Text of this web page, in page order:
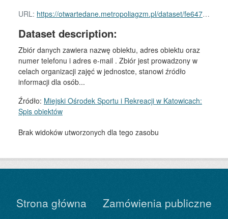
URL: https://otwartedane.metropoliagzm.pl/dataset/fe647930-be83-4ad4-b79b-e80a9cb56710/resource/c4f3e935-b2e9-4654-8bb3-6ac205d5c69e/download/spis_obiektow_mosir_katowice.rdf
Dataset description:
Zbiór danych zawiera nazwę obiektu, adres obiektu oraz
numer telefonu i adres e-mail . Zbiór jest prowadzony w
celach organizacji zajęć w jednostce, stanowi źródło
informacji dla osób...
Źródło: Miejski Ośrodek Sportu i Rekreacji w Katowicach:
Spis obiektów
Brak widoków utworzonych dla tego zasobu
Strona główna Zamówienia publiczne